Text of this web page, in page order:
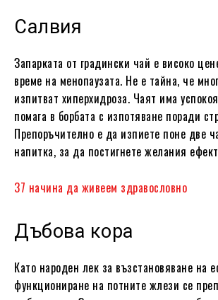
Салвия
Запарката от градински чай е високо
време на менопаузата. Не е тайна, че
изпитват хиперхидроза. Чаят има
помага в борбата с изпотяване поради
Препоръчително е да изпиете поне две
напитка, за да постигнете желания
37 начина да живеем здравословно
Дъбова кора
Като народен лек за възстановяване на
функциониране на потните жлези се